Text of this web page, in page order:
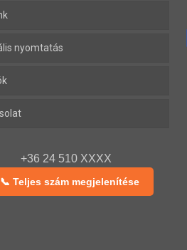
nyomtatás
+36 24 510 XXXX
📞 Teljes szám megjelenítése